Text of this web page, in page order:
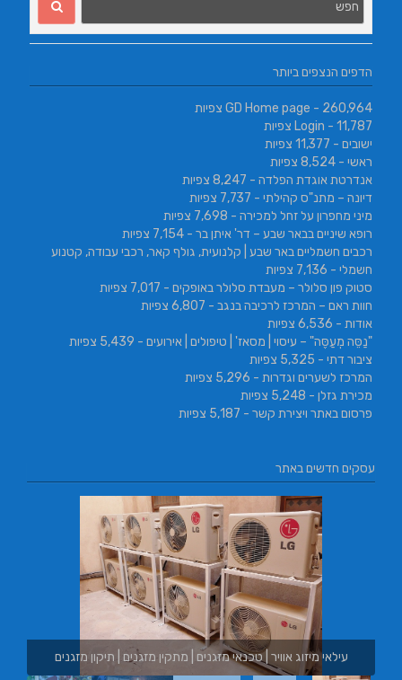
הדפים הנצפים ביותר
GD Home page - 260,964 צפיות
Login - 11,787 צפיות
ישובים - 11,377 צפיות
ראשי - 8,524 צפיות
אנדרטת אוגדת הפלדה - 8,247 צפיות
דיונה – מתנ"ס קהילתי - 7,737 צפיות
מיני מחפרון על זחל למכירה - 7,698 צפיות
רופא שיניים בבאר שבע – דר' איתן בר - 7,154 צפיות
רכבים חשמליים באר שבע | קלנועית, גולף קאר, רכבי עבודה, קטנוע
חשמלי - 7,136 צפיות
סטוק פון סלולר – מעבדת סלולר באופקים - 7,017 צפיות
חוות ראם – המרכז לרכיבה בנגב - 6,807 צפיות
אודות - 6,536 צפיות
"נַסֵּה מְעַסֶּה" – עיסוי | מסאז' | טיפולים | אירועים - 5,439 צפיות
ציבור דתי - 5,325 צפיות
המרכז לשערים וגדרות - 5,296 צפיות
מכירת גזלן - 5,248 צפיות
פרסום באתר ויצירת קשר - 5,187 צפיות
עסקים חדשים באתר
עילאי מיזוג אוויר | טכנאי מזגנים | מתקין מזגנים | תיקון מזגנים